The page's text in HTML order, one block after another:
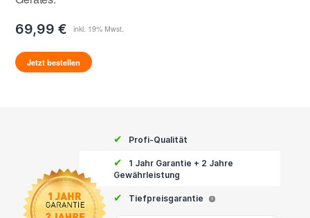
69,99 €
Jetzt bestellen
✔ Profi-Qualität
✔
1 Jahr Garantie + 2 Jahre
Gewährleistung
✔ Tiefpreisgarantie i